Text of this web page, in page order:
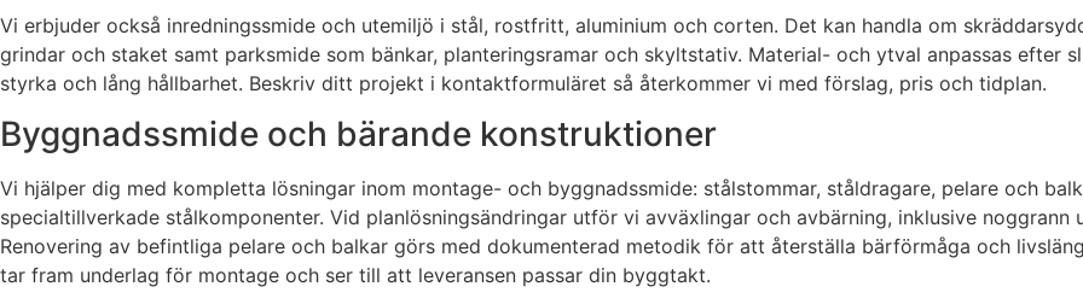
Vi erbjuder också inredningssmide och utemiljö i stål, rostfritt, aluminium och corten. Det kan handla om
grindar och staket samt parksmide som bänkar, planteringsramar och skyltstativ. Material- och ytval anpassas efter
styrka och lång hållbarhet. Beskriv ditt projekt i kontaktformuläret så återkommer vi med förslag, pris och tidplan.
Byggnadssmide och bärande konstruktioner
Vi hjälper dig med kompletta lösningar inom montage- och byggnadssmide: stålstommar, ståldragare, pelare och
specialtillverkade stålkomponenter. Vid planlösningsändringar utför vi avväxlingar och avbärning, inklusive
Renovering av befintliga pelare och balkar görs med dokumenterad metodik för att återställa bärförmåga och
tar fram underlag för montage och ser till att leveransen passar din byggtakt.